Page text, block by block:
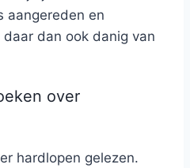
aangereden en
dan ook danig van
over
hardlopen gelezen.